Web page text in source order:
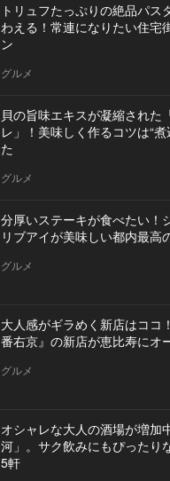
トリュフたっぷりの絶品パス
わえる！常連になりたい住宅
ン
グルメ
貝の旨味エキスが凝縮された
レ」！美味しく作るコツは“煮
た
グルメ
分厚いステーキが食べたい！
リブアイが美味しい都内最高
グルメ
大人感がギラめく新店はココ
番右京』の新店が恵比寿にオ
グルメ
オシャレな大人の酒場が増加
河」。サク飲みにもぴったり
5軒